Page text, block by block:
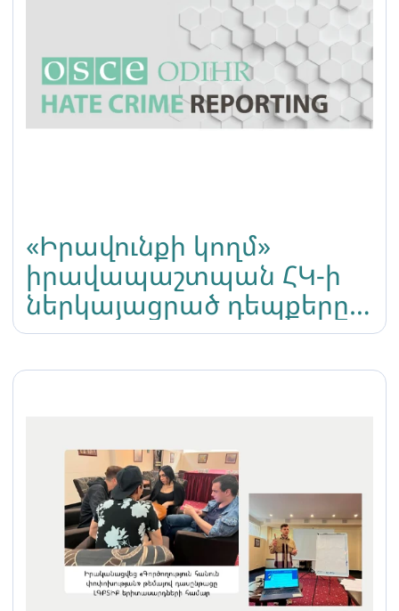
«Իրավունքի կողմ»
իրավապաշտպան ՀԿ-ի
ներկայացրած դեպքերը
ներառվել են ԵԱՀԿ 2024
թ-ի Ատելության
տարեկան զեկույցում։